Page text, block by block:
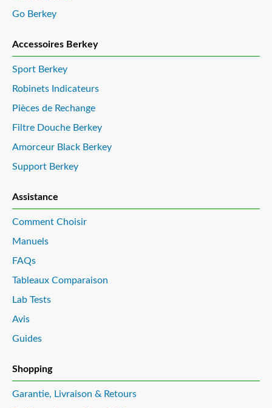
Go Berkey
Accessoires Berkey
Sport Berkey
Robinets Indicateurs
Pièces de Rechange
Filtre Douche Berkey
Amorceur Black Berkey
Support Berkey
Assistance
Comment Choisir
Manuels
FAQs
Tableaux Comparaison
Lab Tests
Avis
Guides
Shopping
Garantie, Livraison & Retours